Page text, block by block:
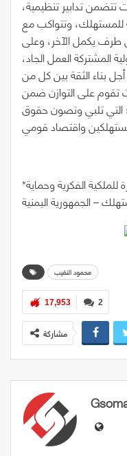
تدابير تنظيمية،
للمستهلك، وتتواكب مع
طرف يكمل الآخر، وعلى
المشتركة العمل الجاد،
بناء الثقة بين كل من
تقوم على التوازن ضمن
التي تلبي وتصون حقوق
*مستشار وزارة الصناعة والتجارة للملكية الفكرية وحماية
– الجمهورية اليمنية
محمود النقيب
2
17,953
مشاركة